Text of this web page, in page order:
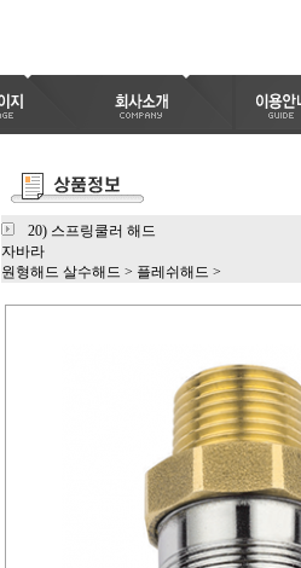
20) 스프링쿨러 해드
자바라
원형해드 살수해드 > 플레쉬해드 >